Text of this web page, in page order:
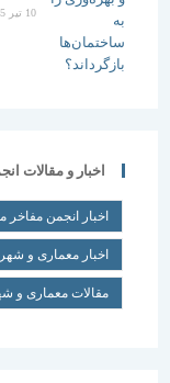
/ ۰ دیدگاه
اخبار و مقالات انجمن
اخبار انجمن مفاخر معماری
اخبار معماری و شهرسازی(540)
مقالات معماری و شهرسازی